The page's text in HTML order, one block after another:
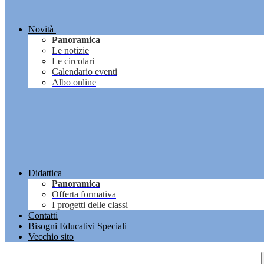
Novità
Panoramica
Le notizie
Le circolari
Calendario eventi
Albo online
Didattica
Panoramica
Offerta formativa
I progetti delle classi
Contatti
Bisogni Educativi Speciali
Vecchio sito